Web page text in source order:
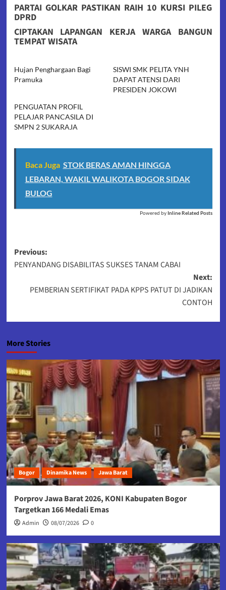
PARTAI GOLKAR PASTIKAN RAIH 10 KURSI PILEG
DPRD
CIPTAKAN LAPANGAN KERJA WARGA BANGUN
TEMPAT WISATA
Hujan Penghargaan Bagi
Pramuka
SISWI SMK PELITA YNH
DAPAT ATENSI DARI
PRESIDEN JOKOWI
PENGUATAN PROFIL
PELAJAR PANCASILA DI
SMPN 2 SUKARAJA
Baca Juga STOK BERAS AMAN HINGGA
LEBARAN, WAKIL WALIKOTA BOGOR SIDAK
BULOG
Powered by Inline Related Posts
Post
navigation
Previous:
PENYANDANG DISABILITAS SUKSES TANAM CABAI
Next:
PEMBERIAN SERTIFIKAT PADA KPPS PATUT DI JADIKAN
CONTOH
More Stories
Bogor Dinamika News Jawa Barat
Porprov Jawa Barat 2026, KONI Kabupaten Bogor
Targetkan 166 Medali Emas
Admin 08/07/2026 0